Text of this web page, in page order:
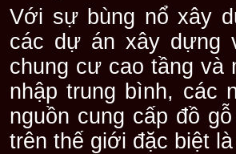
Với sự bùng nổ xây
các dự án xây dựng
chung cư cao tầng và
nhập trung bình, các
nguồn cung cấp đồ
trên thế giới đặc biệt